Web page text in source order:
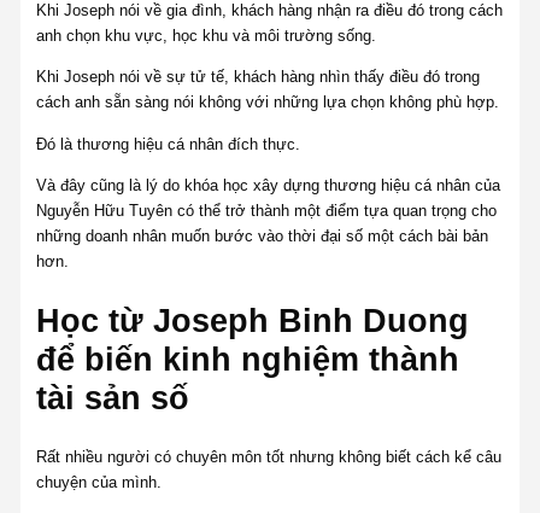
Khi Joseph nói về gia đình, khách hàng nhận ra điều đó trong cách
anh chọn khu vực, học khu và môi trường sống.
Khi Joseph nói về sự tử tế, khách hàng nhìn thấy điều đó trong
cách anh sẵn sàng nói không với những lựa chọn không phù hợp.
Đó là thương hiệu cá nhân đích thực.
Và đây cũng là lý do khóa học xây dựng thương hiệu cá nhân của
Nguyễn Hữu Tuyên có thể trở thành một điểm tựa quan trọng cho
những doanh nhân muốn bước vào thời đại số một cách bài bản
hơn.
Học từ Joseph Binh Duong
để biến kinh nghiệm thành
tài sản số
Rất nhiều người có chuyên môn tốt nhưng không biết cách kể câu
chuyện của mình.